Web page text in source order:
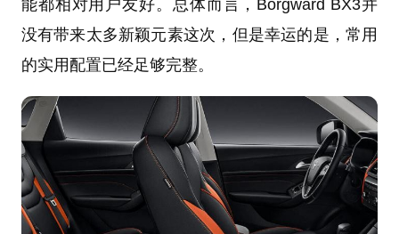
能都相对用户友好。总体而言，Borgward BX3并
没有带来太多新颖元素这次，但是幸运的是，常用
的实用配置已经足够完整。